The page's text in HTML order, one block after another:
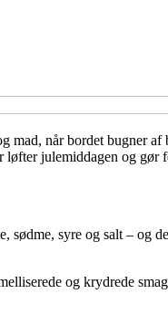
når bordet bugner af
julemiddagen og gør
sødme, syre og salt – og
og krydrede